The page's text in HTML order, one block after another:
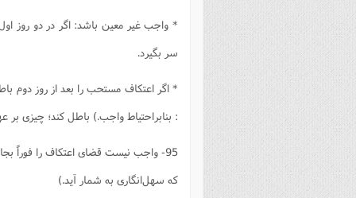
* واجب غیر معین باشد: اگر در دو روز اول
سر بگیرد.
* اگر اعتکاف مستحب را بعد از روز دوم
: بنابراحتیاط واجب.)‌ باطل کند؛ چیزى بر
95- واجب نیست قضاى اعتکاف را فوراً
که سهل‌انگارى به شمار آید.)